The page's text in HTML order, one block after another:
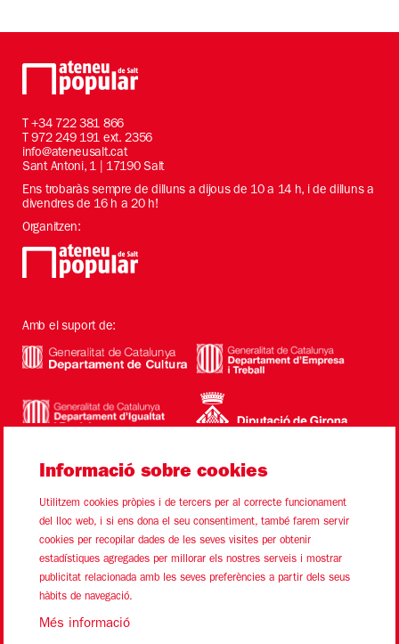
T+34 722 381 866
T 972 249 191 ext. 2356
info@ateneusalt.cat
Sant Antoni, 1 | 17190 Salt
Ens trobaràs sempre de dilluns a dijous de 10 a 14 h, i de dilluns a
divendres de 16 h a 20 h!
Organitzen:
Amb el suport de:
Sitemap Avís Legal Ús de Cookies Contacte
Informació sobre cookies
Utilitzem cookies pròpies i de tercers per al correcte funcionament
del lloc web, i si ens dona el seu consentiment, també farem servir
cookies per recopilar dades de les seves visites per obtenir
estadístiques agregades per millorar els nostres serveis i mostrar
publicitat relacionada amb les seves preferències a partir dels seus
hàbits de navegació.
Més informació